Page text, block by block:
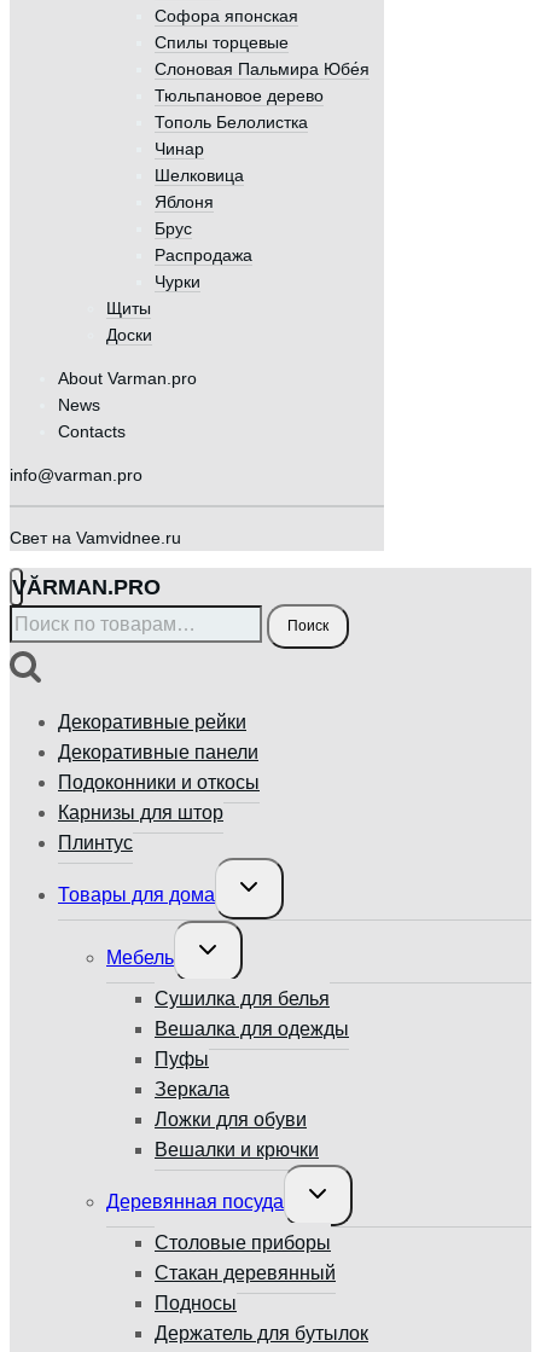
Софора японская
Спилы торцевые
Слоновая Пальмира Юбе́я
Тюльпановое дерево
Тополь Белолистка
Чинар
Шелковица
Яблоня
Брус
Распродажа
Чурки
Щиты
Доски
About Varman.pro
News
Contacts
info@varman.pro
Свет на Vamvidnee.ru
VӐRMAN.PRO
Искать: Поиск
Декоративные рейки
Декоративные панели
Подоконники и откосы
Карнизы для штор
Плинтус
Товары для дома
Переключить
дочернее
Мебель
Переключить
дочернее
Сушилка для белья
Вешалка для одежды
Пуфы
Зеркала
Ложки для обуви
Вешалки и крючки
Деревянная посуда
Переключить
дочернее
Столовые приборы
Стакан деревянный
Подносы
Держатель для бутылок